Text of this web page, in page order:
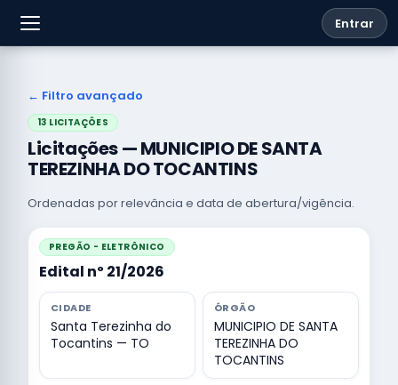
Entrar
← Filtro avançado
13 LICITAÇÕES
Licitações — MUNICIPIO DE SANTA
TEREZINHA DO TOCANTINS
Ordenadas por relevância e data de abertura/vigência.
PREGÃO - ELETRÔNICO
Edital nº 21/2026
CIDADE
Santa Terezinha do
Tocantins — TO
ÓRGÃO
MUNICIPIO DE SANTA
TEREZINHA DO
TOCANTINS